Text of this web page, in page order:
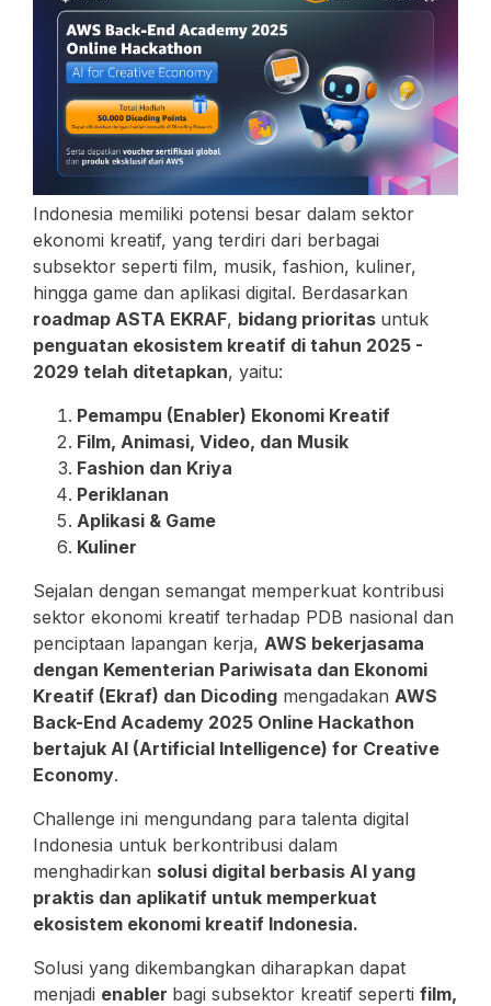
Indonesia memiliki potensi besar dalam sektor
ekonomi kreatif, yang terdiri dari berbagai
subsektor seperti film, musik, fashion, kuliner,
hingga game dan aplikasi digital. Berdasarkan
roadmap ASTA EKRAF, bidang prioritas untuk
penguatan ekosistem kreatif di tahun 2025 -
2029 telah ditetapkan, yaitu:
Pemampu (Enabler) Ekonomi Kreatif
Film, Animasi, Video, dan Musik
Fashion dan Kriya
Periklanan
Aplikasi & Game
Kuliner
Sejalan dengan semangat memperkuat kontribusi
sektor ekonomi kreatif terhadap PDB nasional dan
penciptaan lapangan kerja, AWS bekerjasama
dengan Kementerian Pariwisata dan Ekonomi
Kreatif (Ekraf) dan Dicoding mengadakan AWS
Back-End Academy 2025 Online Hackathon
bertajuk AI (Artificial Intelligence) for Creative
Economy.
Challenge ini mengundang para talenta digital
Indonesia untuk berkontribusi dalam
menghadirkan solusi digital berbasis AI yang
praktis dan aplikatif untuk memperkuat
ekosistem ekonomi kreatif Indonesia.
Solusi yang dikembangkan diharapkan dapat
menjadi enabler bagi subsektor kreatif seperti film,